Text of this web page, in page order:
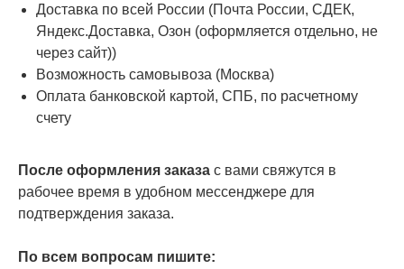
Доставка по всей России (Почта России, СДЕК,
Яндекс.Доставка, Озон (оформляется отдельно, не
через сайт))
Возможность самовывоза (Москва)
Оплата банковской картой, СПБ, по расчетному
счету
После оформления заказа с вами свяжутся в
рабочее время в удобном мессенджере для
подтверждения заказа.
По всем вопросам пишите: